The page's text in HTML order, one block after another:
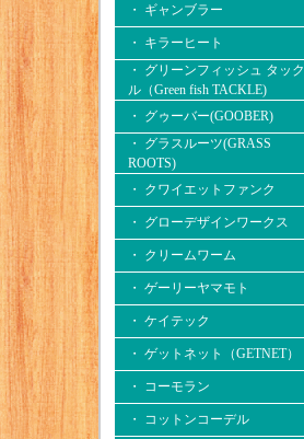
・ ギャンブラー
・ キラーヒート
・ グリーンフィッシュ タック
ル（Green fish TACKLE)
・ グゥーバー(GOOBER)
・ グラスルーツ(GRASS
ROOTS)
・ クワイエットファンク
・ グローデザインワークス
・ クリームワーム
・ ゲーリーヤマモト
・ ケイテック
・ ゲットネット（GETNET）
・ コーモラン
・ コットンコーデル